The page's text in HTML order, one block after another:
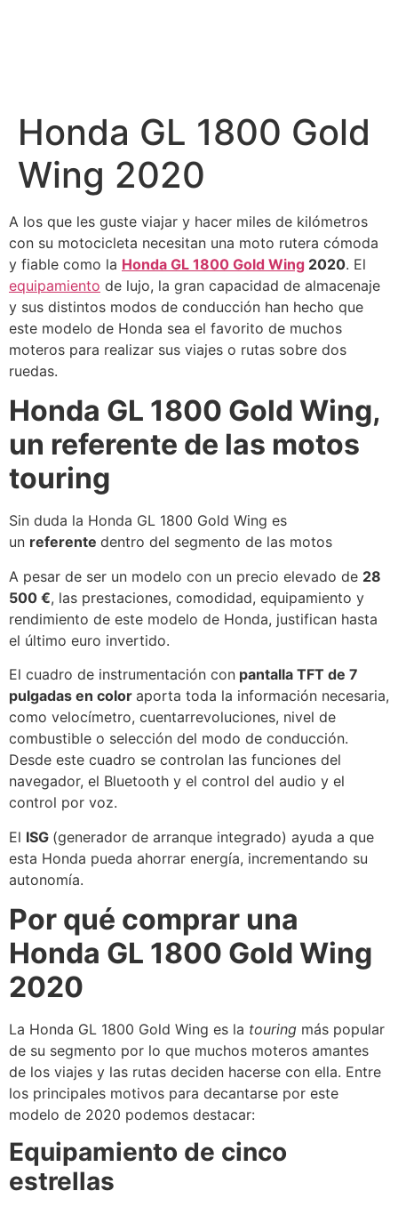
Honda GL 1800 Gold
Wing 2020
A los que les guste viajar y hacer miles de kilómetros
con su motocicleta necesitan una moto rutera cómoda
y fiable como la Honda GL 1800 Gold Wing 2020. El
equipamiento de lujo, la gran capacidad de almacenaje
y sus distintos modos de conducción han hecho que
este modelo de Honda sea el favorito de muchos
moteros para realizar sus viajes o rutas sobre dos
ruedas.
Honda GL 1800 Gold Wing,
un referente de las motos
touring
Sin duda la Honda GL 1800 Gold Wing es
un referente dentro del segmento de las motos
A pesar de ser un modelo con un precio elevado de 28
500 €, las prestaciones, comodidad, equipamiento y
rendimiento de este modelo de Honda, justifican hasta
el último euro invertido.
El cuadro de instrumentación con pantalla TFT de 7
pulgadas en color aporta toda la información necesaria,
como velocímetro, cuentarrevoluciones, nivel de
combustible o selección del modo de conducción.
Desde este cuadro se controlan las funciones del
navegador, el Bluetooth y el control del audio y el
control por voz.
El ISG (generador de arranque integrado) ayuda a que
esta Honda pueda ahorrar energía, incrementando su
autonomía.
Por qué comprar una
Honda GL 1800 Gold Wing
2020
La Honda GL 1800 Gold Wing es la touring más popular
de su segmento por lo que muchos moteros amantes
de los viajes y las rutas deciden hacerse con ella. Entre
los principales motivos para decantarse por este
modelo de 2020 podemos destacar:
Equipamiento de cinco
estrellas